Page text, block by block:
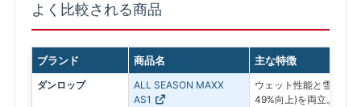
よく比較される商品
ブランド 商品名 主な特徴
ダンロップ
ALL SEASON MAXX
AS1
ウェット性能と雪上性
49%向上)を両立。ロン